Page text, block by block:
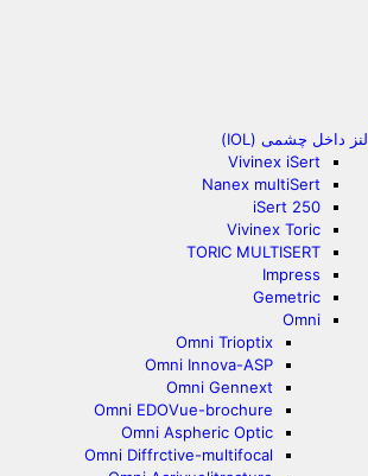
لنز داخل چشمی (IOL)
Vivinex iSert
Nanex multiSert
iSert 250
Vivinex Toric
TORIC MULTISERT
Impress
Gemetric
Omni
Omni Trioptix
Omni Innova-ASP
Omni Gennext
Omni EDOVue-brochure
Omni Aspheric Optic
Omni Diffrctive-multifocal